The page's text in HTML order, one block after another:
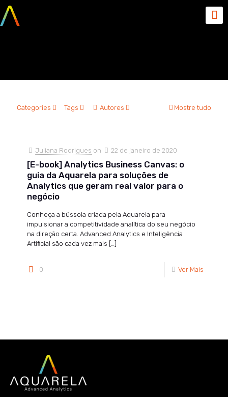
Categories Tags Autores Mostre tudo
Juliana Rodrigues on 22 de janeiro de 2020
[E-book] Analytics Business Canvas: o
guia da Aquarela para soluções de
Analytics que geram real valor para o
negócio
Conheça a bússola criada pela Aquarela para
impulsionar a competitividade analítica do seu negócio
na direção certa. Advanced Analytics e Inteligência
Artificial são cada vez mais […]
0 Ver Mais